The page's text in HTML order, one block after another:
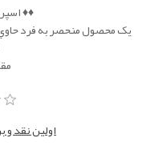
♦️♦️
یک محصول منحصر به فرد
اولین نقد